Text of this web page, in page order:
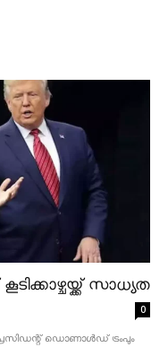
സാധ്യത
0
പ്രസിഡന്റ് ഡൊണാൾഡ് ട്രംപും